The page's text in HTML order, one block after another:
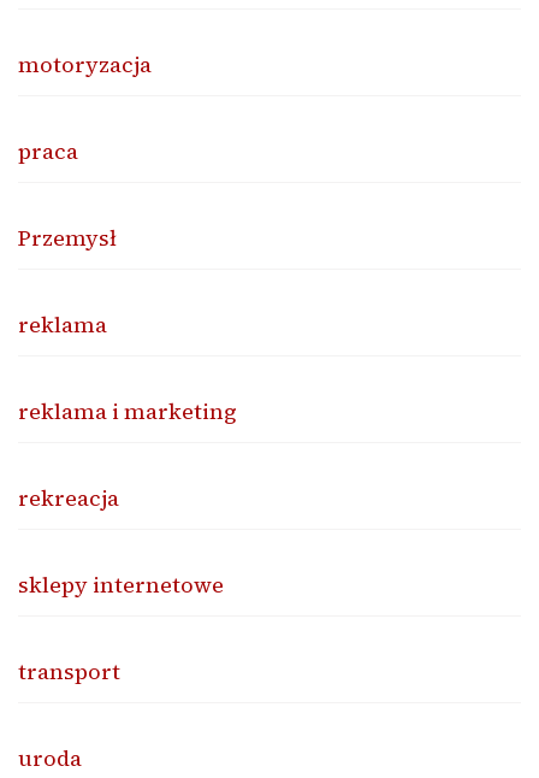
motoryzacja
praca
Przemysł
reklama
reklama i marketing
rekreacja
sklepy internetowe
transport
uroda